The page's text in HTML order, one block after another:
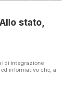
stato,
di integrazione
informativo che, a